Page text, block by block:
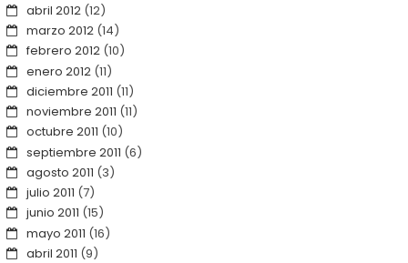
abril 2012(12)
marzo 2012(14)
febrero 2012(10)
enero 2012(11)
diciembre 2011 (11)
noviembre 2011 (11)
octubre 2011 (10)
septiembre 2011 (6)
agosto 2011 (3)
julio 2011 (7)
junio 2011 (15)
mayo 2011 (16)
abril 2011 (9)